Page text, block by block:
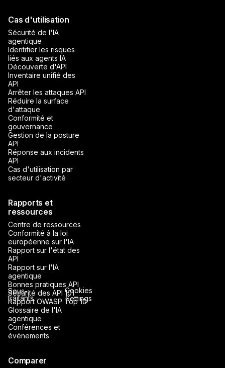
Cas d'utilisation
Sécurité de l'IA
agentique
Identifier les risques
liés aux agents IA
Découverte d'API
Inventaire unifié des
API
Arrêter les attaques API
Réduire la surface
d'attaque
Conformité et
gouvernance
Gestion de la posture
API
Réponse aux incidents
API
Cas d'utilisation par
secteur d'activité
Rapports et
ressources
Centre de ressources
Conformité à la loi
européenne sur l'IA
Rapport sur l'état des
API
Rapport sur l'IA
agentique
Bonnes pratiques API
Sécurité des API 101
Rapport OWASP Top 10
Glossaire de l'IA
agentique
Conférences et
événements
Comparer
Sous-
traitants
Cookies
Settings